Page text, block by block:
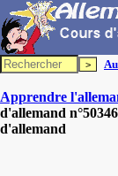
Apprendre
d'allemand
d'allemand